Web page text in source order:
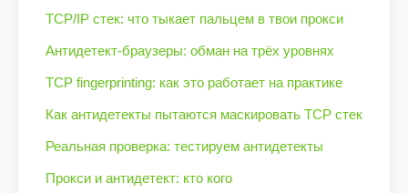
TCP/IP стек: что тыкает пальцем в твои прокси
Антидетект-браузеры: обман на трёх уровнях
TCP fingerprinting: как это работает на практике
Как антидетекты пытаются маскировать TCP стек
Реальная проверка: тестируем антидетекты
Прокси и антидетект: кто кого